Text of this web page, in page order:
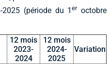
2025 (période du 1er octobre
12 mois
2023-
2024
12 mois
2024-
2025
Variation